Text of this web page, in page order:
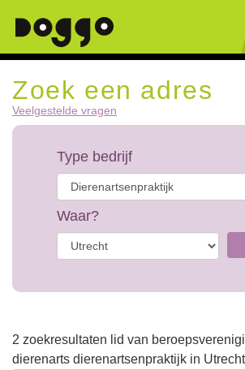
Zoek een adres
Veelgestelde vragen
Type bedrijf
Waar?
2 zoekresultaten lid van
dierenarts dierenartsenpraktijk in Utrecht